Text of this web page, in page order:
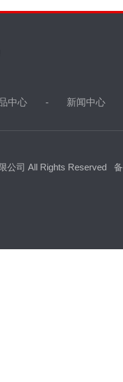
中心 新闻中心
公司 All Rights Reserved